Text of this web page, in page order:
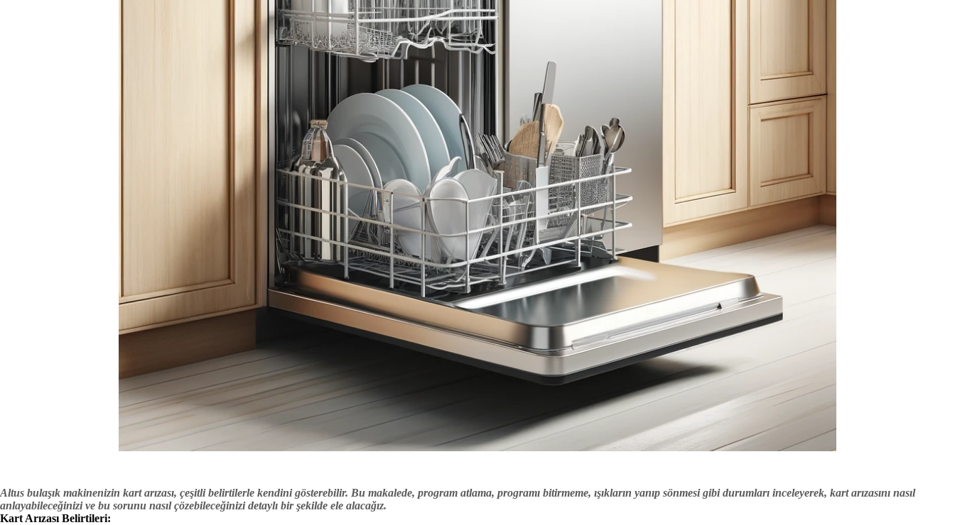
Altus bulaşık makinenizin kart arızası, çeşitli belirtilerle kendini gösterebilir. Bu makalede, program atlama, programı bitirmeme, ışıkların yanıp sönmesi gibi durumları inceleyerek, kart arızasını nasıl
anlayabileceğinizi ve bu sorunu nasıl çözebileceğinizi detaylı bir şekilde ele alacağız.
Kart Arızası Belirtileri: